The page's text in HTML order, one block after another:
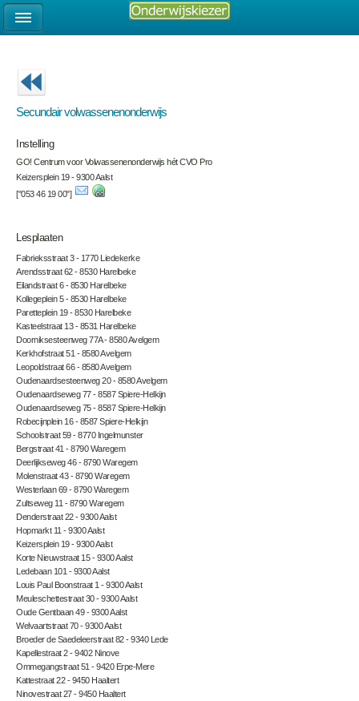
Secundair volwassenenonderwijs
Instelling
GO! Centrum voor Volwassenenonderwijs hét CVO Pro
Keizersplein 19 - 9300 Aalst
["053 46 19 00"]
Lesplaaten
Fabrieksstraat 3 - 1770 Liedekerke
Arendsstraat 62 - 8530 Harelbeke
Eilandstraat 6 - 8530 Harelbeke
Kollegeplein 5 - 8530 Harelbeke
Paretteplein 19 - 8530 Harelbeke
Kasteelstraat 13 - 8531 Harelbeke
Doorniksesteenweg 77A - 8580 Avelgem
Kerkhofstraat 51 - 8580 Avelgem
Leopoldstraat 66 - 8580 Avelgem
Oudenaardsesteenweg 20 - 8580 Avelgem
Oudenaardseweg 77 - 8587 Spiere-Helkijn
Oudenaardseweg 75 - 8587 Spiere-Helkijn
Robecijnplein 16 - 8587 Spiere-Helkijn
Schoolstraat 59 - 8770 Ingelmunster
Bergstraat 41 - 8790 Waregem
Deerlijkseweg 46 - 8790 Waregem
Molenstraat 43 - 8790 Waregem
Westerlaan 69 - 8790 Waregem
Zultseweg 11 - 8790 Waregem
Denderstraat 22 - 9300 Aalst
Hopmarkt 11 - 9300 Aalst
Keizersplein 19 - 9300 Aalst
Korte Nieuwstraat 15 - 9300 Aalst
Ledebaan 101 - 9300 Aalst
Louis Paul Boonstraat 1 - 9300 Aalst
Meuleschettestraat 30 - 9300 Aalst
Oude Gentbaan 49 - 9300 Aalst
Welvaartstraat 70 - 9300 Aalst
Broeder de Saedeleerstraat 82 - 9340 Lede
Kapellestraat 2 - 9402 Ninove
Ommegangstraat 51 - 9420 Erpe-Mere
Kattestraat 22 - 9450 Haaltert
Ninovestraat 27 - 9450 Haaltert